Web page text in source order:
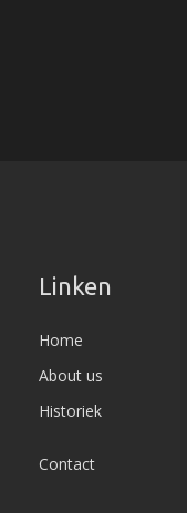
Linken
Home
About us
Historiek
Contact